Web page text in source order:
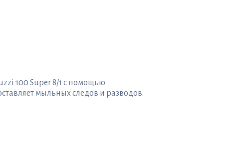
100 Super 8/1 с помощью
мыльных следов и разводов.